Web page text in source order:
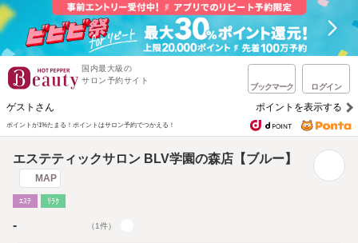
国内最大級の
サロン予約サイト
ブックマーク ログイン
ゲストさん ポイントを表示する
ポイントが1%たまる！ ポイントはサロン予約でつかえる！
エステティックサロン BLV学園の森店【ブルー】
MAP
ｴｽﾃ ﾘﾗｸ
- （1件）